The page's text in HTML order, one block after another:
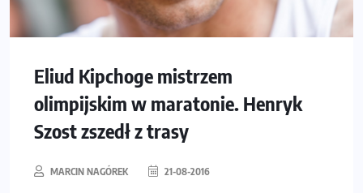
Eliud Kipchoge mistrzem
olimpijskim w maratonie. Henryk
Szost zszedł z trasy
MARCIN NAGÓREK 21-08-2016